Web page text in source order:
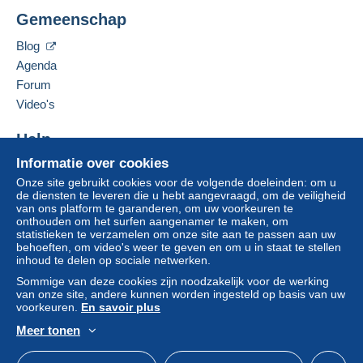
Een onbetaalde aankoop kan gevolgen hebben
voor de rekening van de koper.
Als de verkoopvoorwaarden van de verkoper
clausules bevatten met betrekking tot de betaling,
moeten deze als nietig worden beschouwd. De
Delcampe, zoals gedefinieerd in de
toepassing zijn.
Aankopen moeten worden betaald binnen14
dagenna ontvangst van de eindafrekening van de
verkoper.
Garantie:
koper.
Om de termijnen voor terugzending en
het Delcampe-charter
LIEOEVER 43
2033AD
Deze verkoper toevoegen aan mijn favorieten
Informatie over cookies
Onze site gebruikt cookies voor de volgende doeleinden: om u
de diensten te leveren die u hebt aangevraagd, om de veiligheid
van ons platform te garanderen, om uw voorkeuren te
onthouden om het surfen aangenamer te maken, om
statistieken te verzamelen om onze site aan te passen aan uw
behoeften, om video's weer te geven en om u in staat te stellen
inhoud te delen op sociale netwerken.
Sommige van deze cookies zijn noodzakelijk voor de werking
van onze site, andere kunnen worden ingesteld op basis van uw
voorkeuren. En savoir plus
Meer tonen
Gemeenschap
Blog
Agenda
Forum
Video's
Help
Hulpcentrum
Kopen op Delcampe
Verkopen op Delcampe
Een beveiligde website